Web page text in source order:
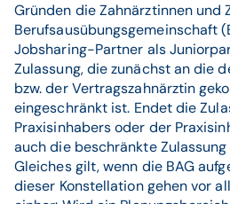
Gründen die Zahnärztinnen und
Berufsausübungsgemeinschaft
Jobsharing-Partner als
Zulassung, die zunächst an die
bzw. der Vertragszahnärztin
eingeschränkt ist. Endet die
Praxisinhabers oder der
auch die beschränkte
Gleiches gilt, wenn die BAG
dieser Konstellation gehen vor